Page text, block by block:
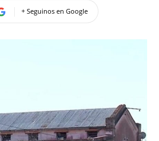
+ Seguinos en Google